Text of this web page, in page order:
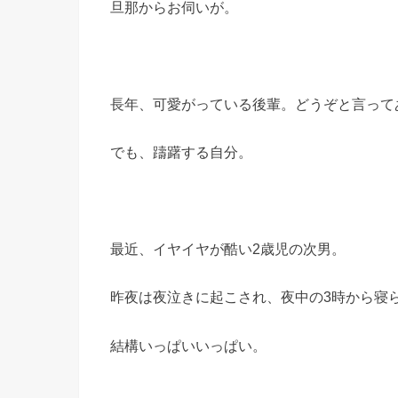
旦那からお伺いが。
長年、可愛がっている後輩。どうぞと言って
でも、躊躇する自分。
最近、イヤイヤが酷い2歳児の次男。
昨夜は夜泣きに起こされ、夜中の3時から寝
結構いっぱいいっぱい。